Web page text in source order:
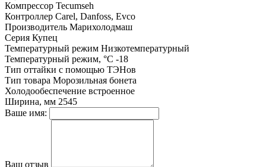
Компрессор Tecumseh
Контроллер Carel, Danfoss, Evco
Производитель Марихолодмаш
Серия Купец
Температурный режим Низкотемпературный
Температурный режим, °С -18
Тип оттайки с помощью ТЭНов
Тип товара Морозильная бонета
Холодообеспечение встроенное
Ширина, мм 2545
Ваше имя:
Ваш отзыв